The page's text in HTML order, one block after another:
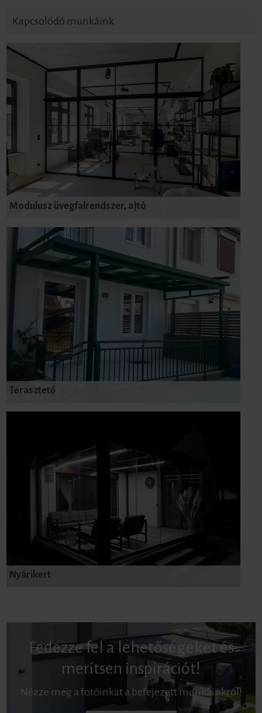
Kapcsolódó munkáink
Modulusz üvegfalrendszer, ajtó
Terasztető
Nyárikert
Fedezze fel a lehetőségeket és
merítsen inspirációt!
Nézze meg a fotóinkat a befejezett munkáinkról!